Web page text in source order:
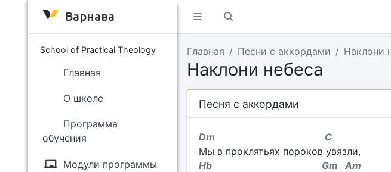
Варнава
School of Practical Theology
Главная
О школе
Программа
обучения
Модули программы
Главная Песни с аккордами Наклони
Наклони небеса
Песня с аккордами
Dm C
Мы в проклятьях пороков увязли,
Hb Gm Am